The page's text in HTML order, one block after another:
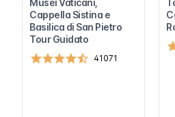
Musei Vaticani,
Cappella Sistina e
Basilica di San Pietro
Tour Guidato
41071